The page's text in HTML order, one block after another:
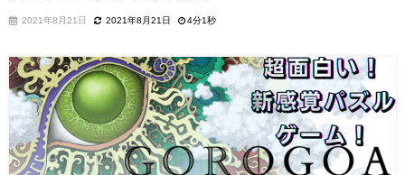
2021年8月21日 2021年8月21日 4分1秒